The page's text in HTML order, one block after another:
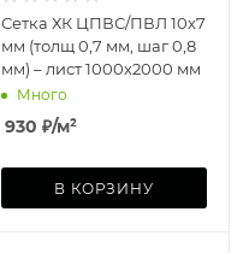
Сетка ХК ЦПВС/ПВЛ 10х7
мм (толщ 0,7 мм, шаг 0,8
мм) – лист 1000х2000 мм
Много
930 ₽/м²
В КОРЗИНУ